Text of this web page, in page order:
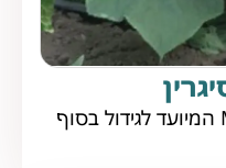
זן מלפפון מטיפוס Multifruit המיועד לגידול בסוף